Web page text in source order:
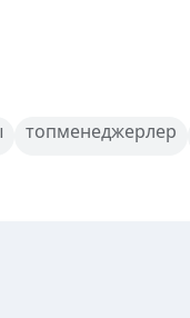
топменеджерлер